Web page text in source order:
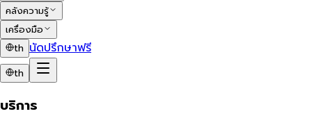
คลังความรู้
เครื่องมือ
th นัดปรึกษาฟรี
th
บริการ